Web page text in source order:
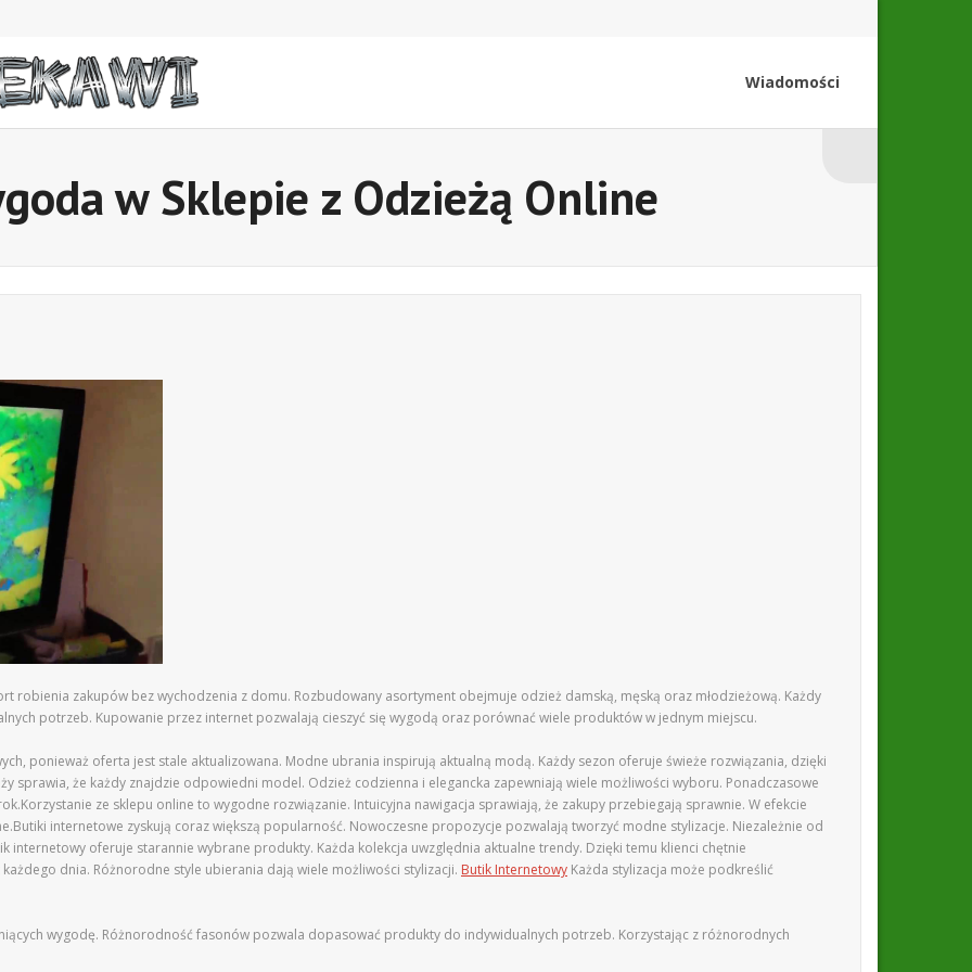
Wiadomości
w Sklepie z Odzieżą Online
robienia zakupów bez wychodzenia z domu. Rozbudowany asortyment obejmuje odzież damską, męską oraz młodzieżową. Każdy
potrzeb. Kupowanie przez internet pozwalają cieszyć się wygodą oraz porównać wiele produktów w jednym miejscu.
ponieważ oferta jest stale aktualizowana. Modne ubrania inspirują aktualną modą. Każdy sezon oferuje świeże rozwiązania, dzięki
sprawia, że każdy znajdzie odpowiedni model. Odzież codzienna i elegancka zapewniają wiele możliwości wyboru. Ponadczasowe
ze sklepu online to wygodne rozwiązanie. Intuicyjna nawigacja sprawiają, że zakupy przebiegają sprawnie. W efekcie
internetowe zyskują coraz większą popularność. Nowoczesne propozycje pozwalają tworzyć modne stylizacje. Niezależnie od
internetowy oferuje starannie wybrane produkty. Każda kolekcja uwzględnia aktualne trendy. Dzięki temu klienci chętnie
dnia. Różnorodne style ubierania dają wiele możliwości stylizacji. Butik Internetowy Każda stylizacja może podkreślić
wygodę. Różnorodność fasonów pozwala dopasować produkty do indywidualnych potrzeb. Korzystając z różnorodnych